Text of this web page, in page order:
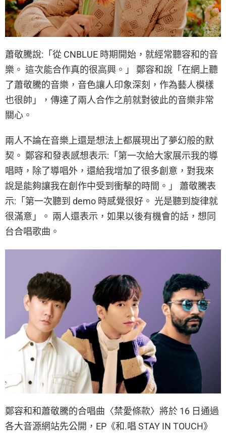
蕭敬騰說:「從 CNBLUE 時期開始，就經常聽容和的音
樂。 這次能合作真的很高興。」 鄭容和說「在網上聽
了蕭敬騰的音樂，音色讓人印象深刻，作為藝人模樣
也很帥」，傳達了兩人合作之前就對彼此的音樂非常
關心。
兩人不論在音樂上還是想法上都展現出了夢幻般的默
契。 鄭容和發表感想表示:「第一次給大家展示我的導
唱時，除了導唱外，還給我增加了很多創意，對我來
說是能夠讓我在創作中受到衝擊的時間。」 蕭敬騰表
示:「第一次聽到 demo 時感覺很好。 光是聽到旋律就
很滿意」。 兩人還表示，如果以後有機會的話，想同
台合唱歌曲。
鄭容和和蕭敬騰的合唱曲〈禁愛條款〉將於 16 日通過
各大音源網站先公開，EP《和.唱 STAY IN TOUCH》